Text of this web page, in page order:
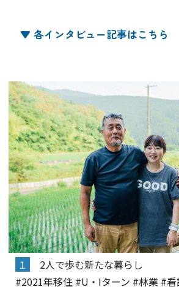
▼ 各インタビュー記事はこちら
１
2人で歩む新たな暮らし
#2021年移住 #U・Iターン #林業 #看